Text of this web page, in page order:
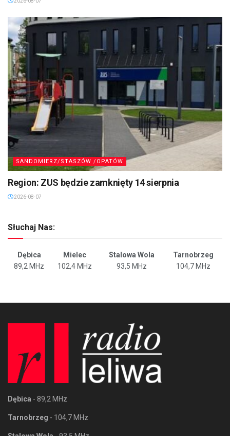
SANDOMIERZ/STASZÓW /OPATÓW
Region: ZUS będzie zamknięty 14 sierpnia
2026-08-07
Słuchaj Nas:
Dębica Mielec Stalowa Wola
Tarnobrzeg
89,2 MHz
102,4 MHz 93,5 MHz 104,7 MHz
Dębica - 89,2 MHz
Tarnobrzeg - 104,7 MHz